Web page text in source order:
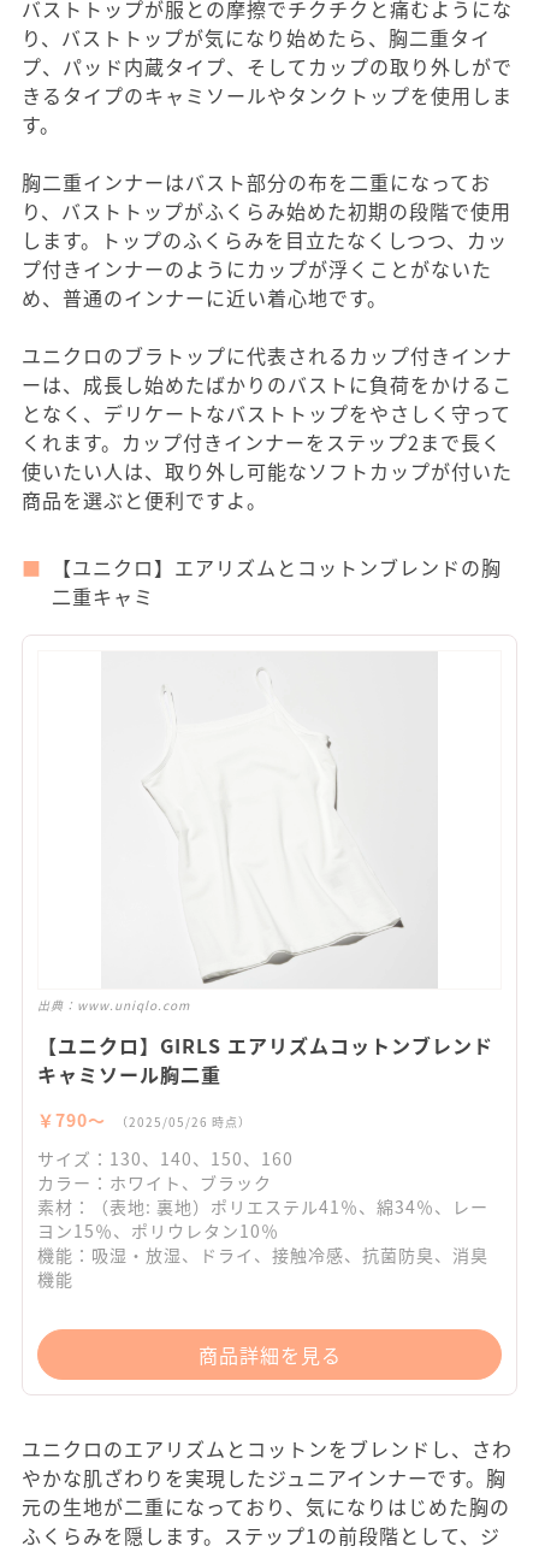
バストトップが服との摩擦でチクチクと痛むようにな
り、バストトップが気になり始めたら、胸二重タイ
プ、パッド内蔵タイプ、そしてカップの取り外しがで
きるタイプのキャミソールやタンクトップを使用しま
す。
胸二重インナーはバスト部分の布を二重になってお
り、バストトップがふくらみ始めた初期の段階で使用
します。トップのふくらみを目立たなくしつつ、カッ
プ付きインナーのようにカップが浮くことがないた
め、普通のインナーに近い着心地です。
ユニクロのブラトップに代表されるカップ付きインナ
ーは、成長し始めたばかりのバストに負荷をかけるこ
となく、デリケートなバストトップをやさしく守って
くれます。カップ付きインナーをステップ2まで長く
使いたい人は、取り外し可能なソフトカップが付いた
商品を選ぶと便利ですよ。
【ユニクロ】エアリズムとコットンブレンドの胸
二重キャミ
出典： www.uniqlo.com
【ユニクロ】GIRLS エアリズムコットンブレンド
キャミソール胸二重
￥790〜 （2025/05/26 時点）
サイズ：130、140、150、160
カラー：ホワイト、ブラック
素材：（表地: 裏地）ポリエステル41％、綿34％、レー
ヨン15％、ポリウレタン10％
機能：吸湿・放湿、ドライ、接触冷感、抗菌防臭、消臭
機能
商品詳細を見る
ユニクロのエアリズムとコットンをブレンドし、さわ
やかな肌ざわりを実現したジュニアインナーです。胸
元の生地が二重になっており、気になりはじめた胸の
ふくらみを隠します。ステップ1の前段階として、ジ